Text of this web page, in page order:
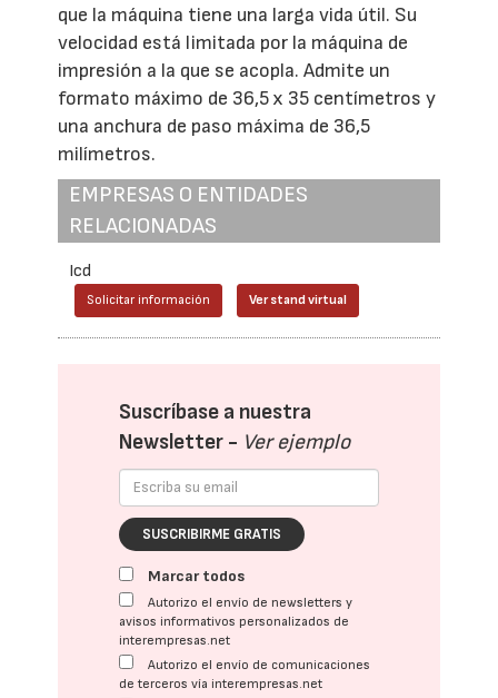
que la máquina tiene una larga vida útil. Su
velocidad está limitada por la máquina de
impresión a la que se acopla. Admite un
formato máximo de 36,5 x 35 centímetros y
una anchura de paso máxima de 36,5
milímetros.
EMPRESAS O ENTIDADES
RELACIONADAS
Icd
Solicitar información Ver stand virtual
Suscríbase a nuestra
Newsletter - Ver ejemplo
SUSCRIBIRME GRATIS
Marcar todos
Autorizo el envío de newsletters y
avisos informativos personalizados de
interempresas.net
Autorizo el envío de comunicaciones
de terceros vía interempresas.net